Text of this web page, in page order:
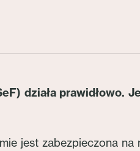
działa prawidłowo.
jest zabezpieczona